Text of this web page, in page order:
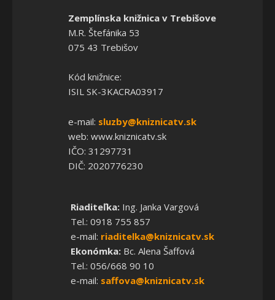
Zemplínska knižnica v Trebišove
M.R. Štefánika 53
075 43 Trebišov
Kód knižnice:
ISIL SK-3KACRA03917
e-mail: sluzby@kniznicatv.sk
web: www.kniznicatv.sk
IČO: 31297731
DIČ: 2020776230
Riaditeľka:Ing. Janka Vargová
Tel.: 0918 755 857
e-mail: riaditelka@kniznicatv.sk
Ekonómka:Bc. Alena Šaffová
Tel.: 056/668 90 10
e-mail: saffova@kniznicatv.sk